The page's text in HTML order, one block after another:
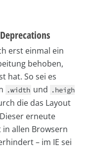
erst einmal ein
behoben,
hat. So sei es
.width und .heigh
die das Layout
erneute
allen Browsern
– im IE sei